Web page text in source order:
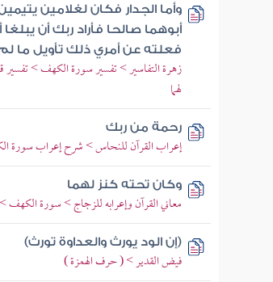
وأما الجدار فكان لغلامين
أبوهما صالحا فأراد ربك أن
فعلته عن أمري ذلك تأويل ما
زهرة التفاسير > تفسير سورة الكهف > تفسير
لهما
رحمة من ربك
إعراب القرآن للنحاس > شرح إعراب سورة
وكان تحته كنز لهما
معاني القرآن وإعرابه للزجاج > سورة الكهف >
(إن الود يورث والعداوة تورث)
فيض القدير > ( حرف الهمزة )